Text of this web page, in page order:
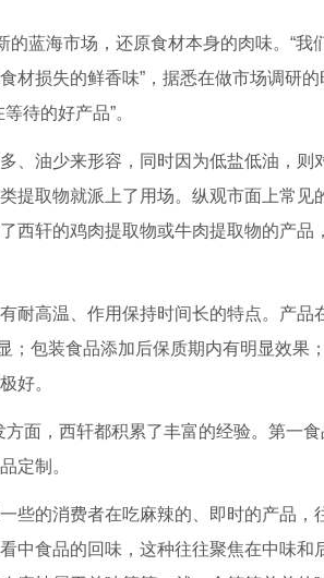
蓝海市场，还原食材本身的肉味。“我
材损失的鲜香味”，据悉在做市场调研
待的好产品”。
、油少来形容，同时因为低盐低油，则
提取物就派上了用场。纵观市面上常见
轩的鸡肉提取物或牛肉提取物的产品
耐高温、作用保持时间长的特点。产品
包装食品添加后保质期内有明显效果
好。
面，西轩都积累了丰富的经验。第一
定制。
些的消费者在吃麻辣的、即时的产品，
中食品的回味，这种往往聚焦在中味和